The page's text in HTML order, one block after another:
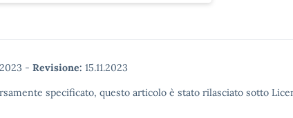
- Revisione: 15.11.2023
specificato, questo articolo è stato rilasciato sotto